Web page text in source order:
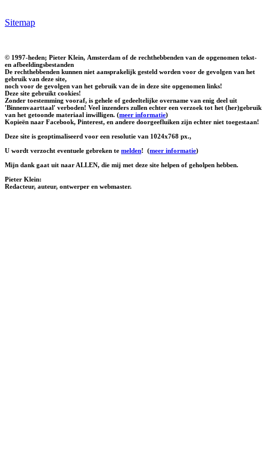
Sitemap
© 1997-heden; Pieter Klein, Amsterdam of de rechthebbenden van de opgenomen tekst-
en afbeeldingsbestanden
De rechthebbenden kunnen niet aansprakelijk gesteld worden voor de gevolgen van het
gebruik van deze site,
noch voor de gevolgen van het gebruik van de in deze site opgenomen links!
Deze site gebruikt cookies!
Zonder toestemming vooraf, is gehele of gedeeltelijke overname van enig deel uit
'Binnenvaarttaal' verboden! Veel inzenders zullen echter een verzoek tot het (her)gebruik
van het getoonde materiaal inwilligen. (meer informatie)
Kopieën naar Facebook, Pinterest, en andere doorgeefluiken zijn echter niet toegestaan!
Deze site is geoptimaliseerd voor een resolutie van 1024x768 px.,
U wordt verzocht eventuele gebreken te melden! (meer informatie)
Mijn dank gaat uit naar ALLEN, die mij met deze site helpen of geholpen hebben.
Pieter Klein:
Redacteur, auteur, ontwerper en webmaster.